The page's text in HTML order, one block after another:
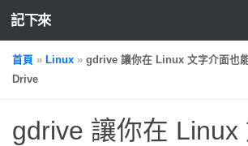
記下來
首頁 » Linux » gdrive 讓你在 Linux 文字介面也
Drive
gdrive 讓你在 Linux